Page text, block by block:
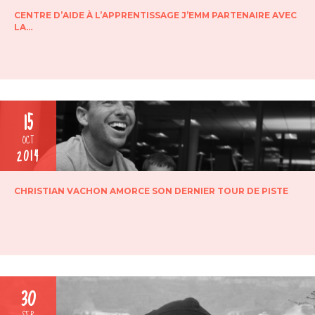
CENTRE D’AIDE À L’APPRENTISSAGE J’EMM PARTENAIRE AVEC
LA…
15
OCT
2014
CHRISTIAN VACHON AMORCE SON DERNIER TOUR DE PISTE
30